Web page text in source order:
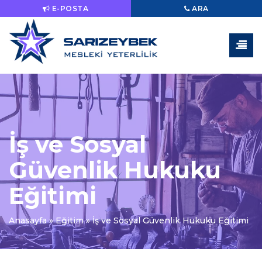
E-POSTA ARA
İş ve Sosyal
Güvenlik Hukuku
Eğitimi
Anasayfa»Eğitim»İş ve Sosyal Güvenlik Hukuku Eğitimi